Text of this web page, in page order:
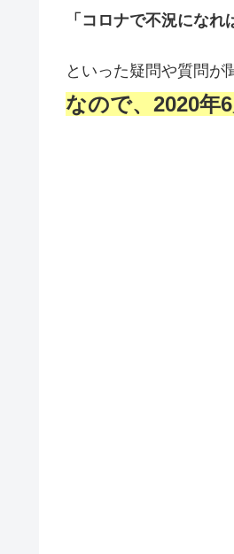
「コロナで不況にな
といった疑問や質問が
なので、2020年